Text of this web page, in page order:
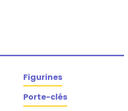
Figurines
Porte-clés